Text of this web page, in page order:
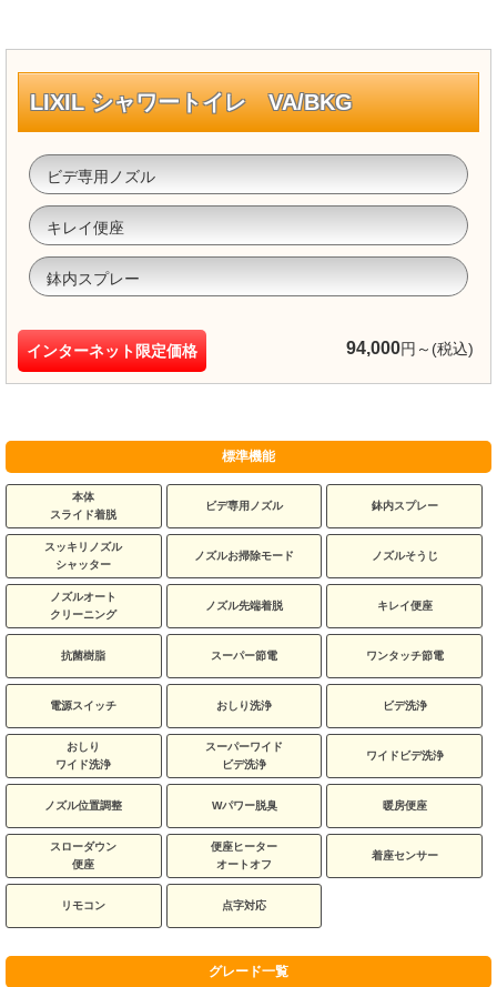
LIXIL シャワートイレ VA/BKG
ビデ専用ノズル
キレイ便座
鉢内スプレー
インターネット限定価格 94,000円～(税込)
標準機能
本体
スライド着脱
ビデ専用ノズル 鉢内スプレー
スッキリノズル
シャッター
ノズルお掃除モード ノズルそうじ
ノズルオート
クリーニング
ノズル先端着脱 キレイ便座
抗菌樹脂 スーパー節電 ワンタッチ節電
電源スイッチ おしり洗浄 ビデ洗浄
おしり
ワイド洗浄
スーパーワイド
ビデ洗浄
ワイドビデ洗浄
ノズル位置調整 Wパワー脱臭 暖房便座
スローダウン
便座
便座ヒーター
オートオフ
着座センサー
リモコン 点字対応
グレード一覧